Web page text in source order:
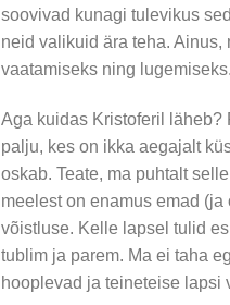
soovivad kunagi tulevikus
neid valikuid ära teha.
vaatamiseks ning lugemiseks.
Aga kuidas Kristoferil
palju, kes on ikka aegajalt
oskab. Teate, ma puhtalt
meelest on enamus emad
võistluse. Kelle lapsel tulid
tublim ja parem. Ma ei taha
hooplevad ja teineteise lapsi